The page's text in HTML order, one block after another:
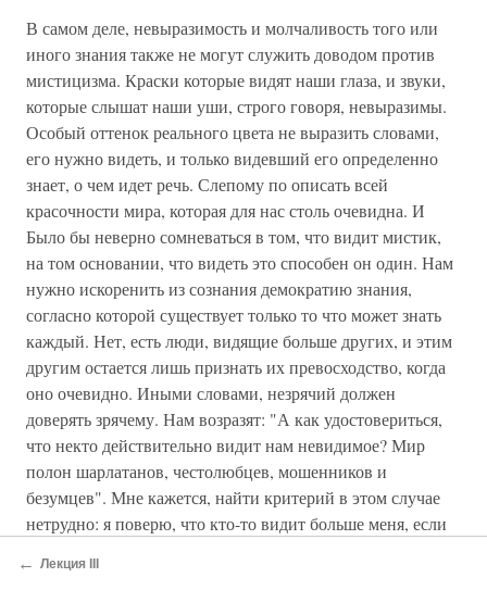
В самом деле, невыразимость и молчаливость того или
иного знания также не могут служить доводом против
мистицизма. Краски которые видят наши глаза, и звуки,
которые слышат наши уши, строго говоря, невыразимы.
Особый оттенок реального цвета не выразить словами,
его нужно видеть, и только видевший его определенно
знает, о чем идет речь. Слепому по описать всей
красочности мира, которая для нас столь очевидна. И
Было бы неверно сомневаться в том, что видит мистик,
на том основании, что видеть это способен он один. Нам
нужно искоренить из сознания демократию знания,
согласно которой существует только то что может знать
каждый. Нет, есть люди, видящие больше других, и этим
другим остается лишь признать их превосходство, когда
оно очевидно. Иными словами, незрячий должен
доверять зрячему. Нам возразят: "А как удостовериться,
что некто действительно видит нам невидимое? Мир
полон шарлатанов, честолюбцев, мошенников и
безумцев". Мне кажется, найти критерий в этом случае
нетрудно: я поверю, что кто-то видит больше меня, если
получает заметное превосходство. Я сужу по результатам.
← Лекция III